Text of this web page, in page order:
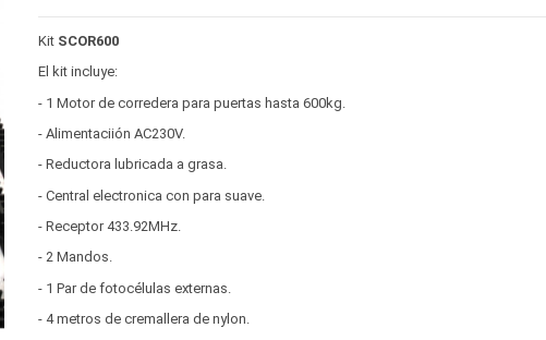
Kit SCOR600
El kit incluye:
- 1 Motor de corredera para puertas hasta 600kg.
- Alimentaciión AC230V.
- Reductora lubricada a grasa.
- Central electronica con para suave.
- Receptor 433.92MHz.
- 2 Mandos.
- 1 Par de fotocélulas externas.
- 4 metros de cremallera de nylon.